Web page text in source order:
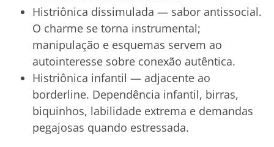
Histriônica dissimulada — sabor antissocial.
O charme se torna instrumental;
manipulação e esquemas servem ao
autointeresse sobre conexão autêntica.
Histriônica infantil — adjacente ao
borderline. Dependência infantil, birras,
biquinhos, labilidade extrema e demandas
pegajosas quando estressada.